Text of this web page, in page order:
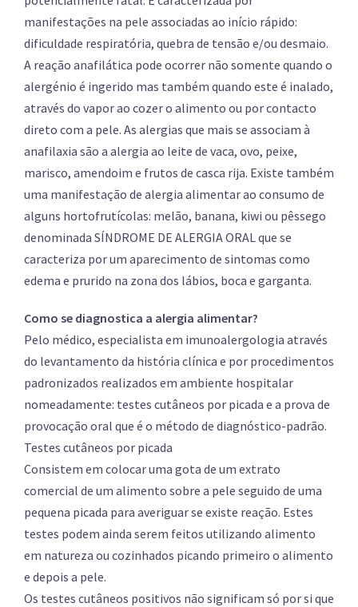
manifestações na pele associadas ao início rápido:
dificuldade respiratória, quebra de tensão e/ou desmaio.
A reação anafilática pode ocorrer não somente quando o
alergénio é ingerido mas também quando este é inalado,
através do vapor ao cozer o alimento ou por contacto
direto com a pele. As alergias que mais se associam à
anafilaxia são a alergia ao leite de vaca, ovo, peixe,
marisco, amendoim e frutos de casca rija. Existe também
uma manifestação de alergia alimentar ao consumo de
alguns hortofrutícolas: melão, banana, kiwi ou pêssego
denominada SÍNDROME DE ALERGIA ORAL que se
caracteriza por um aparecimento de sintomas como
edema e prurido na zona dos lábios, boca e garganta.
Como se diagnostica a alergia alimentar?
Pelo médico, especialista em imunoalergologia através
do levantamento da história clínica e por procedimentos
padronizados realizados em ambiente hospitalar
nomeadamente: testes cutâneos por picada e a prova de
provocação oral que é o método de diagnóstico-padrão.
Testes cutâneos por picada
Consistem em colocar uma gota de um extrato
comercial de um alimento sobre a pele seguido de uma
pequena picada para averiguar se existe reação. Estes
testes podem ainda serem feitos utilizando alimento
em natureza ou cozinhados picando primeiro o alimento
e depois a pele.
Os testes cutâneos positivos não significam só por si que